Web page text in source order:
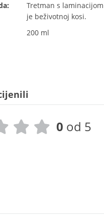
Tretman s
je beživotnoj kosi.
200 ml
0 od 5